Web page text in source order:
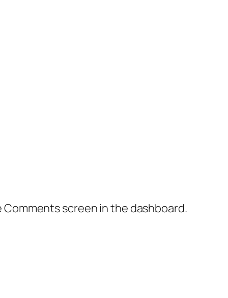
screen in the dashboard.